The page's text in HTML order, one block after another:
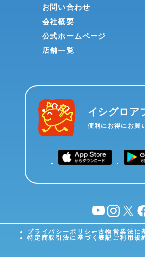
お問い合わせ
会社概要
公式ホームページ
店舗一覧
イシグロア
便利にお得にお買
YouTubeinstagram
X
プライバシーポリシー古物営業法に
特定商取引法に基づく表記 ご利用規